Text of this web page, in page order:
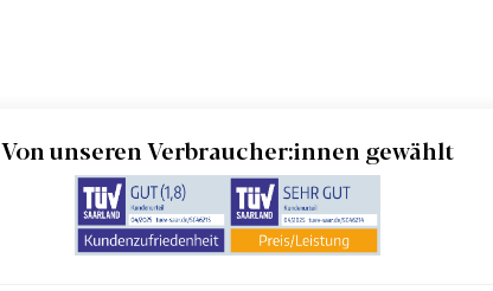
Von unseren Verbraucher:innen gewählt